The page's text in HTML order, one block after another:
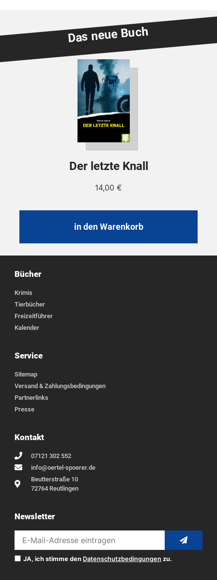
Das neue Buch
Der letzte Knall
14,00 €
in den Warenkorb
Bücher
Krimis
Tierbücher
Freizeitführer
Kalender
Service
Sitemap
Versand & Zahlungsbedingungen
Partnerlinks
Presse
Kontakt
07121 302 552
info@oertel-spoerer.de
Beutterstraße 10
72764 Reutlingen
Newsletter
JA, ich stimme den Datenschutzbedingungen zu.